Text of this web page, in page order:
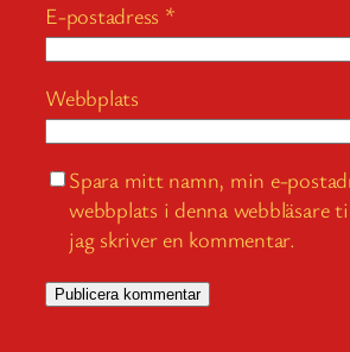
E-postadress *
Webbplats
Spara mitt namn, min e-
webbplats i denna webbläsare
jag skriver en kommentar.